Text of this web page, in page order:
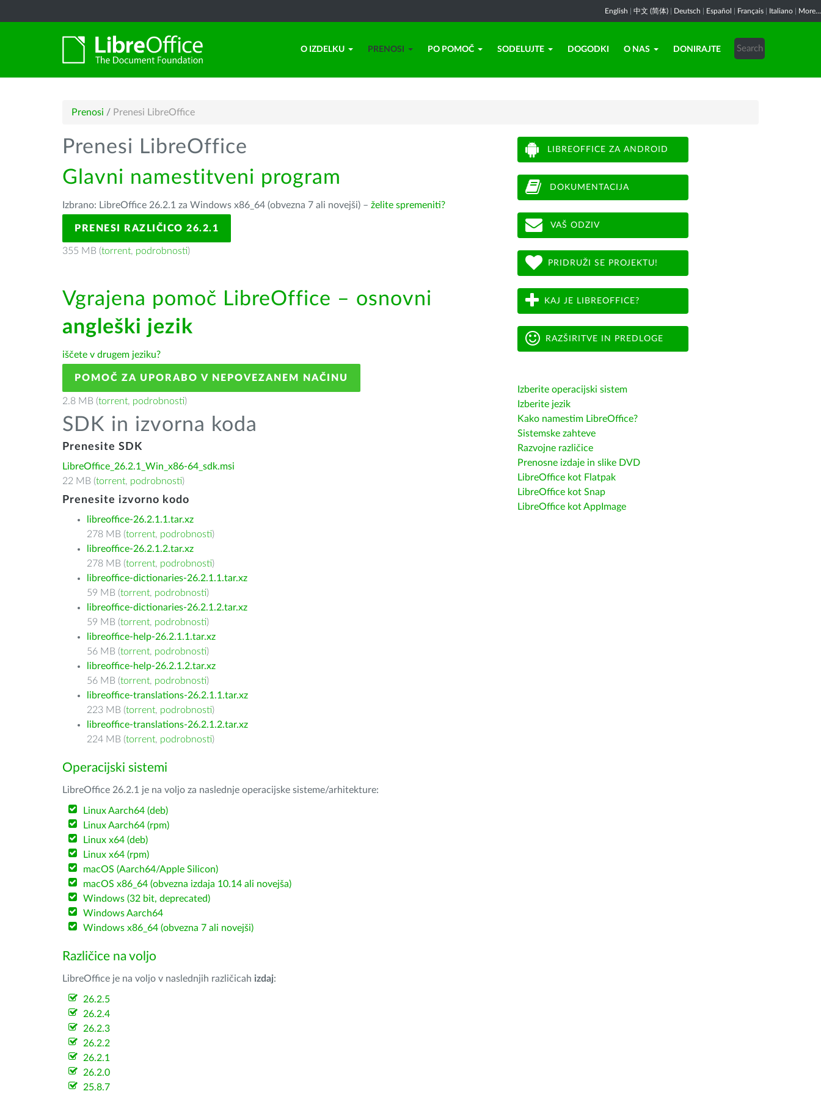
English 中文 (简体) Deutsch Español Français Italiano More...
O IZDELKU PRENOSI PO POMOČ SODELUJTE DOGODKI O NAS DONIRAJTE
Prenosi / Prenesi LibreOffice
Prenesi LibreOffice
Glavni namestitveni program
Izbrano: LibreOffice 26.2.1 za Windows x86_64 (obvezna 7 ali novejši) – želite spremeniti?
PRENESI RAZLIČICO 26.2.1
355 MB (torrent, podrobnosti)
Vgrajena pomoč LibreOffice – osnovni
angleški jezik
iščete v drugem jeziku?
POMOČ ZA UPORABO V NEPOVEZANEM NAČINU
2.8 MB (torrent, podrobnosti)
SDK in izvorna koda
Prenesite SDK
LibreOffice_26.2.1_Win_x86-64_sdk.msi
22 MB (torrent, podrobnosti)
Prenesite izvorno kodo
libreoffice-26.2.1.1.tar.xz
278 MB (torrent, podrobnosti)
libreoffice-26.2.1.2.tar.xz
278 MB (torrent, podrobnosti)
libreoffice-dictionaries-26.2.1.1.tar.xz
59 MB (torrent, podrobnosti)
libreoffice-dictionaries-26.2.1.2.tar.xz
59 MB (torrent, podrobnosti)
libreoffice-help-26.2.1.1.tar.xz
56 MB (torrent, podrobnosti)
libreoffice-help-26.2.1.2.tar.xz
56 MB (torrent, podrobnosti)
libreoffice-translations-26.2.1.1.tar.xz
223 MB (torrent, podrobnosti)
libreoffice-translations-26.2.1.2.tar.xz
224 MB (torrent, podrobnosti)
Operacijski sistemi
LibreOffice 26.2.1 je na voljo za naslednje operacijske sisteme/arhitekture:
Linux Aarch64 (deb)
Linux Aarch64 (rpm)
Linux x64 (deb)
Linux x64 (rpm)
macOS (Aarch64/Apple Silicon)
macOS x86_64 (obvezna izdaja 10.14 ali novejša)
Windows (32 bit, deprecated)
Windows Aarch64
Windows x86_64 (obvezna 7 ali novejši)
Različice na voljo
LibreOffice je na voljo v naslednjih različicah izdaj:
26.2.5
26.2.4
26.2.3
26.2.2
26.2.1
26.2.0
25.8.7
LIBREOFFICE ZA ANDROID
DOKUMENTACIJA
VAŠ ODZIV
PRIDRUŽI SE PROJEKTU!
KAJ JE LIBREOFFICE?
RAZŠIRITVE IN PREDLOGE
Izberite operacijski sistem
Izberite jezik
Kako namestim LibreOffice?
Sistemske zahteve
Razvojne različice
Prenosne izdaje in slike DVD
LibreOffice kot Flatpak
LibreOffice kot Snap
LibreOffice kot AppImage